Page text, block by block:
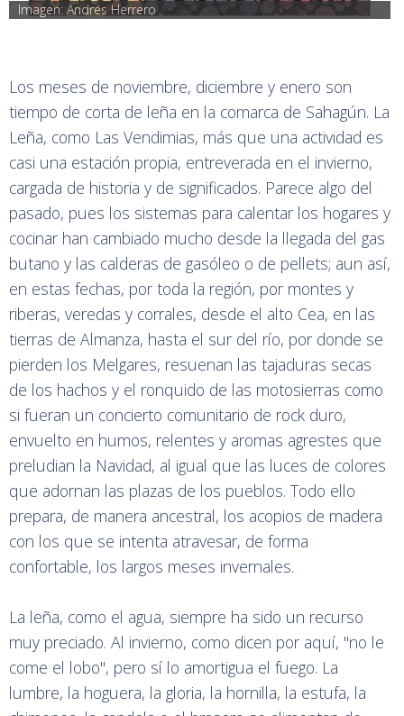
Imagen: Andrés Herrero
Los meses de noviembre, diciembre y enero son
tiempo de corta de leña en la comarca de Sahagún. La
Leña, como Las Vendimias, más que una actividad es
casi una estación propia, entreverada en el invierno,
cargada de historia y de significados. Parece algo del
pasado, pues los sistemas para calentar los hogares y
cocinar han cambiado mucho desde la llegada del gas
butano y las calderas de gasóleo o de pellets; aun así,
en estas fechas, por toda la región, por montes y
riberas, veredas y corrales, desde el alto Cea, en las
tierras de Almanza, hasta el sur del río, por donde se
pierden los Melgares, resuenan las tajaduras secas
de los hachos y el ronquido de las motosierras como
si fueran un concierto comunitario de rock duro,
envuelto en humos, relentes y aromas agrestes que
preludian la Navidad, al igual que las luces de colores
que adornan las plazas de los pueblos. Todo ello
prepara, de manera ancestral, los acopios de madera
con los que se intenta atravesar, de forma
confortable, los largos meses invernales.
La leña, como el agua, siempre ha sido un recurso
muy preciado. Al invierno, como dicen por aquí, "no le
come el lobo", pero sí lo amortigua el fuego. La
lumbre, la hoguera, la gloria, la hornilla, la estufa, la